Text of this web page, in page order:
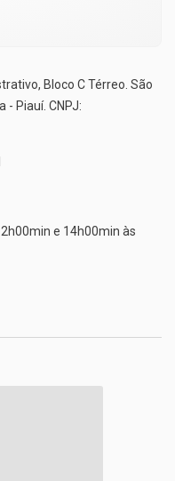
Bloco C Térreo. São
- Piauí. CNPJ:
e 14h00min às